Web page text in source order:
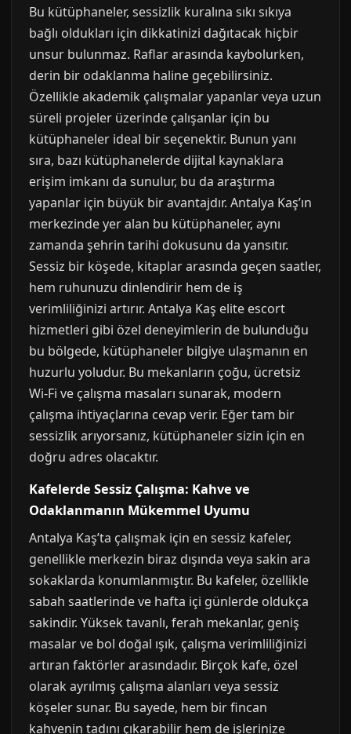
Bu kütüphaneler, sessizlik kuralına sıkı sıkıya
bağlı oldukları için dikkatinizi dağıtacak hiçbir
unsur bulunmaz. Raflar arasında kaybolurken,
derin bir odaklanma haline geçebilirsiniz.
Özellikle akademik çalışmalar yapanlar veya uzun
süreli projeler üzerinde çalışanlar için bu
kütüphaneler ideal bir seçenektir. Bunun yanı
sıra, bazı kütüphanelerde dijital kaynaklara
erişim imkanı da sunulur, bu da araştırma
yapanlar için büyük bir avantajdır. Antalya Kaş’ın
merkezinde yer alan bu kütüphaneler, aynı
zamanda şehrin tarihi dokusunu da yansıtır.
Sessiz bir köşede, kitaplar arasında geçen saatler,
hem ruhunuzu dinlendirir hem de iş
verimliliğinizi artırır. Antalya Kaş elite escort
hizmetleri gibi özel deneyimlerin de bulunduğu
bu bölgede, kütüphaneler bilgiye ulaşmanın en
huzurlu yoludur. Bu mekanların çoğu, ücretsiz
Wi-Fi ve çalışma masaları sunarak, modern
çalışma ihtiyaçlarına cevap verir. Eğer tam bir
sessizlik arıyorsanız, kütüphaneler sizin için en
doğru adres olacaktır.
Kafelerde Sessiz Çalışma: Kahve ve
Odaklanmanın Mükemmel Uyumu
Antalya Kaş’ta çalışmak için en sessiz kafeler,
genellikle merkezin biraz dışında veya sakin ara
sokaklarda konumlanmıştır. Bu kafeler, özellikle
sabah saatlerinde ve hafta içi günlerde oldukça
sakindir. Yüksek tavanlı, ferah mekanlar, geniş
masalar ve bol doğal ışık, çalışma verimliliğinizi
artıran faktörler arasındadır. Birçok kafe, özel
olarak ayrılmış çalışma alanları veya sessiz
köşeler sunar. Bu sayede, hem bir fincan
kahvenin tadını çıkarabilir hem de işlerinize